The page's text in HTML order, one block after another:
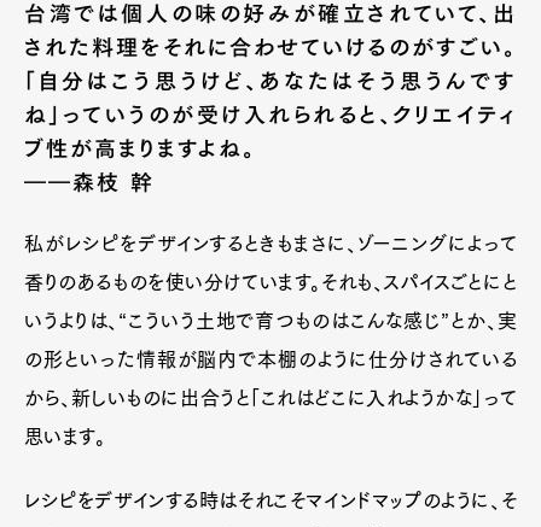
台湾では個人の味の好みが確立されていて、出
された料理をそれに合わせていけるのがすごい。
「自分はこう思うけど、あなたはそう思うんです
ね」っていうのが受け入れられると、クリエイティ
ブ性が高まりますよね。
――森枝 幹
私がレシピをデザインするときもまさに、ゾーニングによって
香りのあるものを使い分けています。それも、スパイスごとにと
いうよりは、“こういう土地で育つものはこんな感じ”とか、実
の形といった情報が脳内で本棚のように仕分けされている
から、新しいものに出合うと「これはどこに入れようかな」って
思います。
レシピをデザインする時はそれこそマインドマップのように、そ